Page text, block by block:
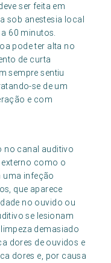
ser feita em
sob anestesia local
60 minutos.
pode ter alta no
de curta
sempre sentiu
se de um
e com
no canal auditivo
como o
uma infeção
que aparece
no ouvido ou
se lesionam
demasiado
dores de ouvidos e
dores e, por causa